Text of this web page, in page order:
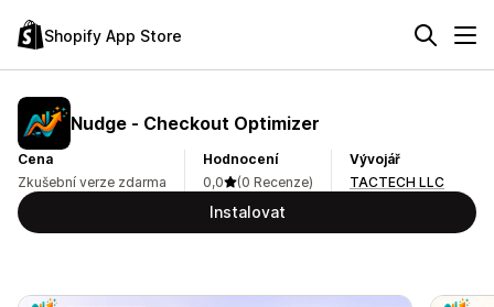
Shopify App Store
Nudge ‑ Checkout Optimizer
Cena
Zkušební verze zdarma
Hodnocení
0,0
(0 Recenze)
Vývojář
TACTECH LLC
Instalovat